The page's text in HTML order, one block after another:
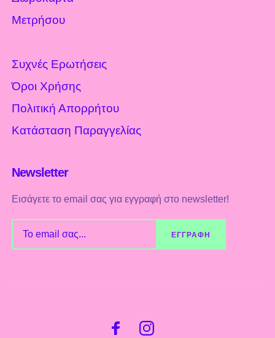
Μετρήσου
Συχνές Ερωτήσεις
Όροι Χρήσης
Πολιτική Απορρήτου
Κατάσταση Παραγγελίας
Newsletter
Εισάγετε το email σας για εγγραφή στο newsletter!